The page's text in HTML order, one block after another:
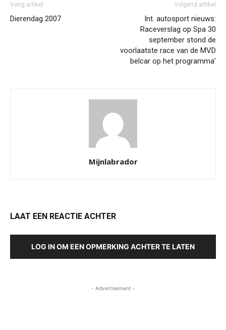
Vorig artikel
Dierendag 2007
Volgend artikel
Int. autosport nieuws:
Raceverslag op Spa 30
september stond de
voorlaatste race van de MVD
belcar op het programma’
Mijnlabrador
LAAT EEN REACTIE ACHTER
LOG IN OM EEN OPMERKING ACHTER TE LATEN
- Advertisement -